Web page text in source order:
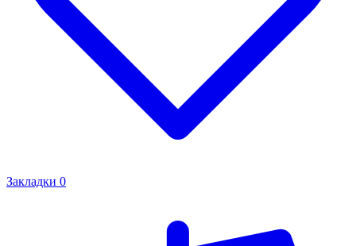
Закладки 0